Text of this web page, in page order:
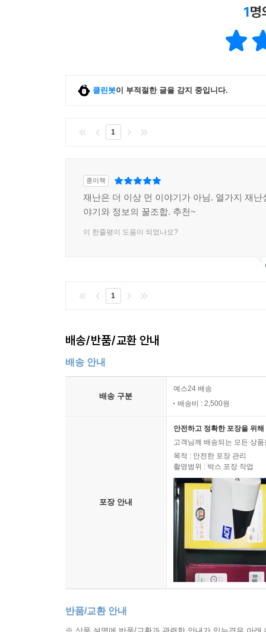
1명
클린봇이 부적절한 글을 감지 중입니다.
1
종이책
재난은 더 이상 먼 이야기가 아님. 열가지 재난
야기와 정보의 꿀조합. 추천~
이 한줄평이 도움이 되었나요?
1
배송/반품/교환 안내
배송 안내
배송 구분
예스24 배송
배송비 : 2,500원
포장 안내
안전하고 정확한 포장을 위
고객님께 배송되는 모든 상
목적 : 안전한 포장 관리
촬영범위 : 박스 포장 작업
반품/교환 안내